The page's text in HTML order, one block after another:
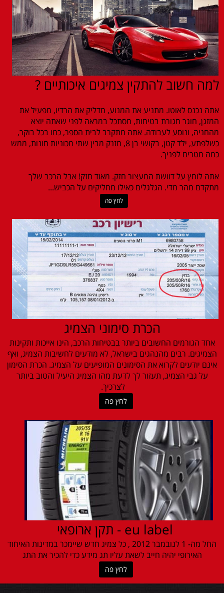
למה חשוב להתקין צמיגים איכותיים ?
אתה נכנס לאוטו. מתניע את המנוע, מדליק את הרדיו, מפעיל את
המזגן, חוגר חגורת בטיחות, מסתכל במראה לפני שאתה יוצא
מהחניה, ונוסע לעבודה. אתה מתקרב לבית הספר, כמו בכל בוקר,
כשלפתע, ילד קטן, בקושי בן 8, מזנק מבין שתי מכוניות חונות, ממש
כמה מטרים לפניך.
אתה לוחץ על דוושת המעצור חזק. מאוד חזק! אבל הרכב שלך
מתקדם מהר מדי. הגלגלים כאילו מחליקים על הכביש...
לחץ פה
הכרת סימוני הצמיג
אחד הגורמים החשובים ביותר בבטיחות הרכב, הינו אייכות ותקינות
הצמיגים. רבים מהנהגים בישראל, לא מודעים לחשיבות הצמיג, ואף
אינם יודעים לקרוא את הסימונים המופיעים על הצמיג. הכרת הסימון
על גבי הצמיג, תעזור לך לדעת מהו הצמיג היעיל והטוב ביותר
לצרכיך.
לחץ פה
eu label - תקן ארופאי
החל מה- 1 לנובמבר 2012 , כל צמיג חדש שיימכר במדינות האיחוד
האירופי יהיה חייב לשאת עליו תג מידע כדי להכיר את התג
לחץ פה